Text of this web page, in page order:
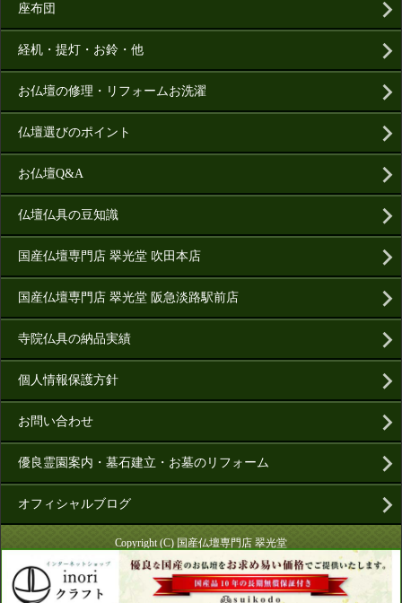
座布団
経机・提灯・お鈴・他
お仏壇の修理・リフォームお洗濯
仏壇選びのポイント
お仏壇Q&A
仏壇仏具の豆知識
国産仏壇専門店 翠光堂 吹田本店
国産仏壇専門店 翠光堂 阪急淡路駅前店
寺院仏具の納品実績
個人情報保護方針
お問い合わせ
優良霊園案内・墓石建立・お墓のリフォーム
オフィシャルブログ
Copyright (C) 国産仏壇専門店 翠光堂